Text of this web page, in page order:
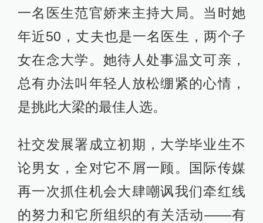
一名医生范官娇来主持大局。当时她
年近50，丈夫也是一名医生，两个子
女在念大学。她待人处事温文可亲，
总有办法叫年轻人放松绷紧的心情，
是挑此大梁的最佳人选。
社交发展署成立初期，大学毕业生不
论男女，全对它不屑一顾。国际传媒
再一次抓住机会大肆嘲讽我们牵红线
的努力和它所组织的有关活动——有